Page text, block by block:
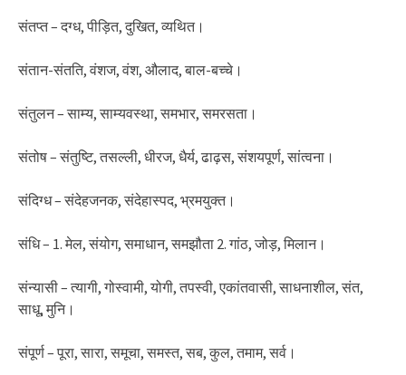
संतप्त – दग्ध, पीड़ित, दुखित, व्यथित।
संतान-संतति, वंशज, वंश, औलाद, बाल-बच्चे।
संतुलन – साम्य, साम्यवस्था, समभार, समरसता।
संतोष – संतुष्टि, तसल्ली, धीरज, धैर्य, ढाढ़स, संशयपूर्ण, सांत्वना।
संदिग्ध – संदेहजनक, संदेहास्पद, भ्रमयुक्त।
संधि – 1. मेल, संयोग, समाधान, समझौता 2. गांठ, जोड़, मिलान।
संन्यासी – त्यागी, गोस्वामी, योगी, तपस्वी, एकांतवासी, साधनाशील, संत,
साधू, मुनि।
संपूर्ण – पूरा, सारा, समूचा, समस्त, सब, कुल, तमाम, सर्व।